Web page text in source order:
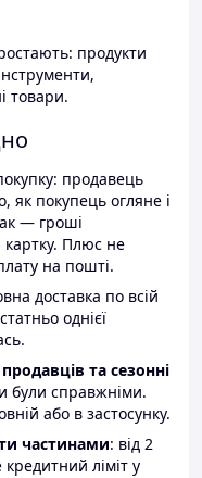
продукти
товари.
продавець
як покупець огляне і
— гроші
Плюс не
на пошті.
доставка по всій
однієї
продавців та сезонні
справжніми.
або в застосунку.
частинами: від 2
ліміт у